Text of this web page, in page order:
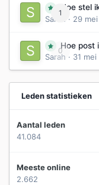
1
Hoe stel
Sarah
· 29
0
Hoe post
Sarah · 31 mei
Leden statistieken
Aantal leden
41.084
Meeste online
2.662